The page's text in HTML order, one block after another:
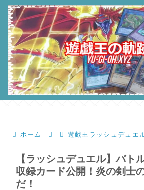
ホーム 遊戯王ラッシュデュエ
【ラッシュデュエル】バト
収録カード公開！炎の剣士
だ！